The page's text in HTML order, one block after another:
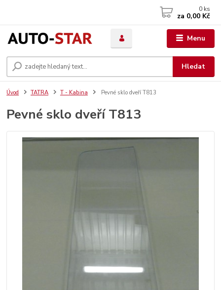
Menu
Hledat
0 ks
za 0,00 Kč
Úvod TATRA T - Kabina Pevné sklo dveří T813
Pevné sklo dveří T813